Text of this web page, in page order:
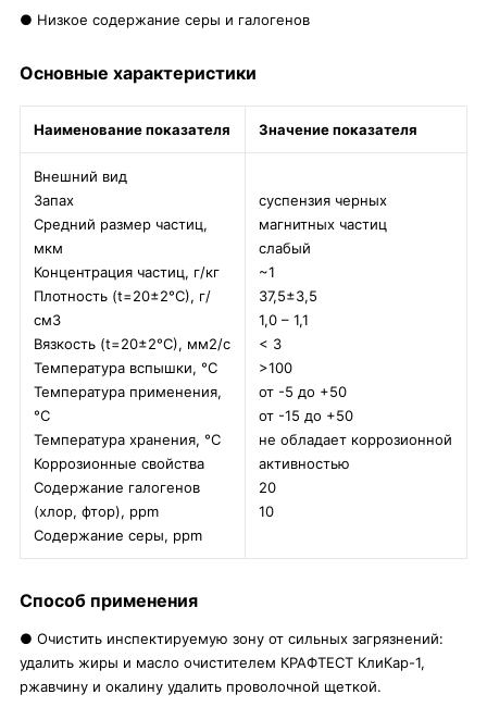
● Низкое содержание серы и галогенов
Основные характеристики
Наименование показателя Значение показателя
Внешний вид
Запах
Средний размер частиц,
мкм
Концентрация частиц, г/кг
Плотность (t=20±2°С), г/
см3
Вязкость (t=20±2°С), мм2/с
Температура вспышки, °C
Температура применения,
°C
Температура хранения, °C
Коррозионные свойства
Содержание галогенов
(хлор, фтор), ppm
Содержание серы, ppm
суспензия черных
магнитных частиц
слабый
~1
37,5±3,5
1,0 – 1,1
< 3
>100
от -5 до +50
от -15 до +50
не обладает коррозионной
активностью
20
10
Способ применения
● Очистить инспектируемую зону от сильных загрязнений:
удалить жиры и масло очистителем КРАФТЕСТ КлиКар-1,
ржавчину и окалину удалить проволочной щеткой.